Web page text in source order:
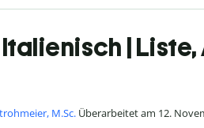
|
M.Sc. Überarbeitet am 12.